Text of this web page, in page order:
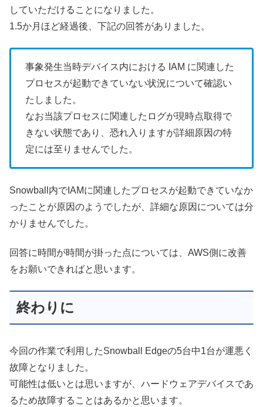
していただけることになりました。
1.5か月ほど経過後、下記の回答がありました。
事象発生当時デバイス内における IAM に関連した
プロセスが起動できていない状況について確認い
たしました。
なお当該プロセスに関連したログが現時点取得で
きない状態であり、恐れ入りますが詳細原因の特
定には至りませんでした。
Snowball内でIAMに関連したプロセスが起動できていなか
ったことが原因のようでしたが、詳細な原因については分
かりませんでした。
回答に時間が時間が掛った点については、AWS側に改善
をお願いできればと思います。
終わりに
今回の作業で利用したSnowball Edgeの5台中1台が運悪く
故障となりました。
可能性は低いとは思いますが、ハードウェアデバイスであ
るため故障することはあるかと思います。